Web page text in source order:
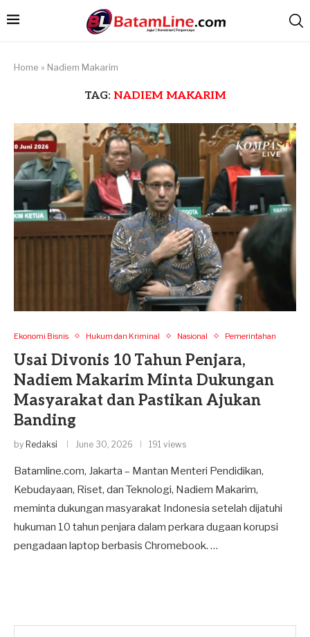
Home » Nadiem Makarim
TAG: NADIEM MAKARIM
Ekonomi Bisnis Hukum dan Kriminal Nasional Pemerintahan
Usai Divonis 10 Tahun Penjara,
Nadiem Makarim Minta Dukungan
Masyarakat dan Pastikan Ajukan
Banding
by Redaksi June 30, 2026 191 views
Batamline.com, Jakarta – Mantan Menteri Pendidikan,
Kebudayaan, Riset, dan Teknologi, Nadiem Makarim,
meminta dukungan masyarakat Indonesia setelah dijatuhi
hukuman 10 tahun penjara dalam perkara dugaan korupsi
pengadaan laptop berbasis Chromebook. …